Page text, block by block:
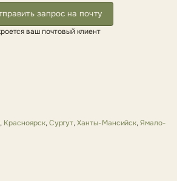
запрос на почту
ваш почтовый клиент
, Красноярск,Сургут,Ханты-Мансийск,Ямало-